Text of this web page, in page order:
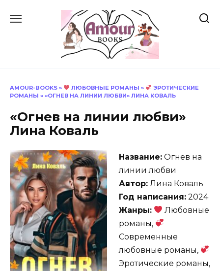
AMOUR-BOOKS » ЛЮБОВНЫЕ РОМАНЫ »
ЭРОТИЧЕСКИЕ
РОМАНЫ » «ОГНЕВ НА ЛИНИИ ЛЮБВИ» ЛИНА КОВАЛЬ
«Огнев на линии любви»
Лина Коваль
Название: Огнев на
линии любви
Автор: Лина Коваль
Год написания: 2024
Жанры:
Любовные
романы,
Современные
любовные романы,
Эротические романы,